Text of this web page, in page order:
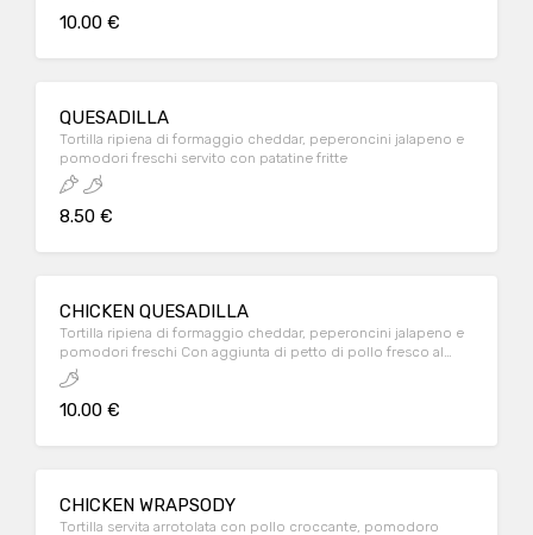
10.00 €
QUESADILLA
Tortilla ripiena di formaggio cheddar, peperoncini jalapeno e
pomodori freschi servito con patatine fritte
8.50 €
CHICKEN QUESADILLA
Tortilla ripiena di formaggio cheddar, peperoncini jalapeno e
pomodori freschi Con aggiunta di petto di pollo fresco al
100% italiano cotto alla piastra servito con patate fritte
10.00 €
CHICKEN WRAPSODY
Tortilla servita arrotolata con pollo croccante, pomodoro